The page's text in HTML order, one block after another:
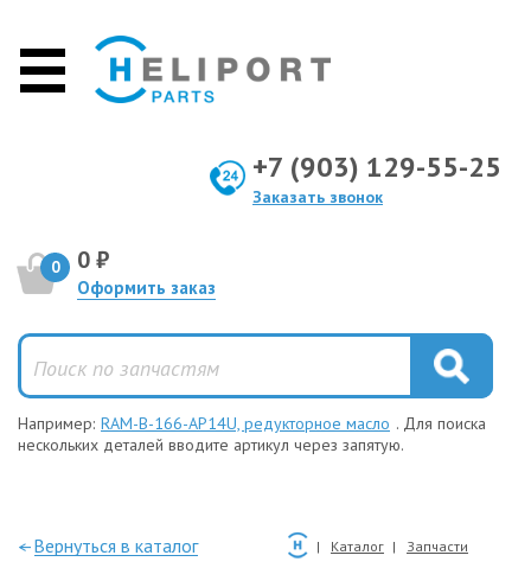
+7 (903) 129-55-25
Заказать звонок
0 0 ₽
Оформить заказ
Например: RAM-B-166-AP14U, редукторное масло . Для поиска
нескольких деталей вводите артикул через запятую.
—Вернуться в каталог Каталог Запчасти